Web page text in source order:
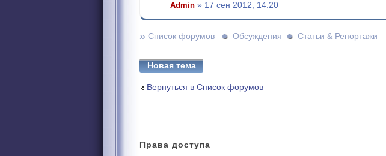
Admin » 17 сен 2012, 14:20
» Список форумов Обсуждения Статьи & Репортажи
Новая тема
Вернуться в Список форумов
Права доступа